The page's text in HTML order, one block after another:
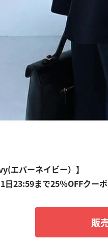
エバーネイビー）】
日23:59まで25％OFFクー
販